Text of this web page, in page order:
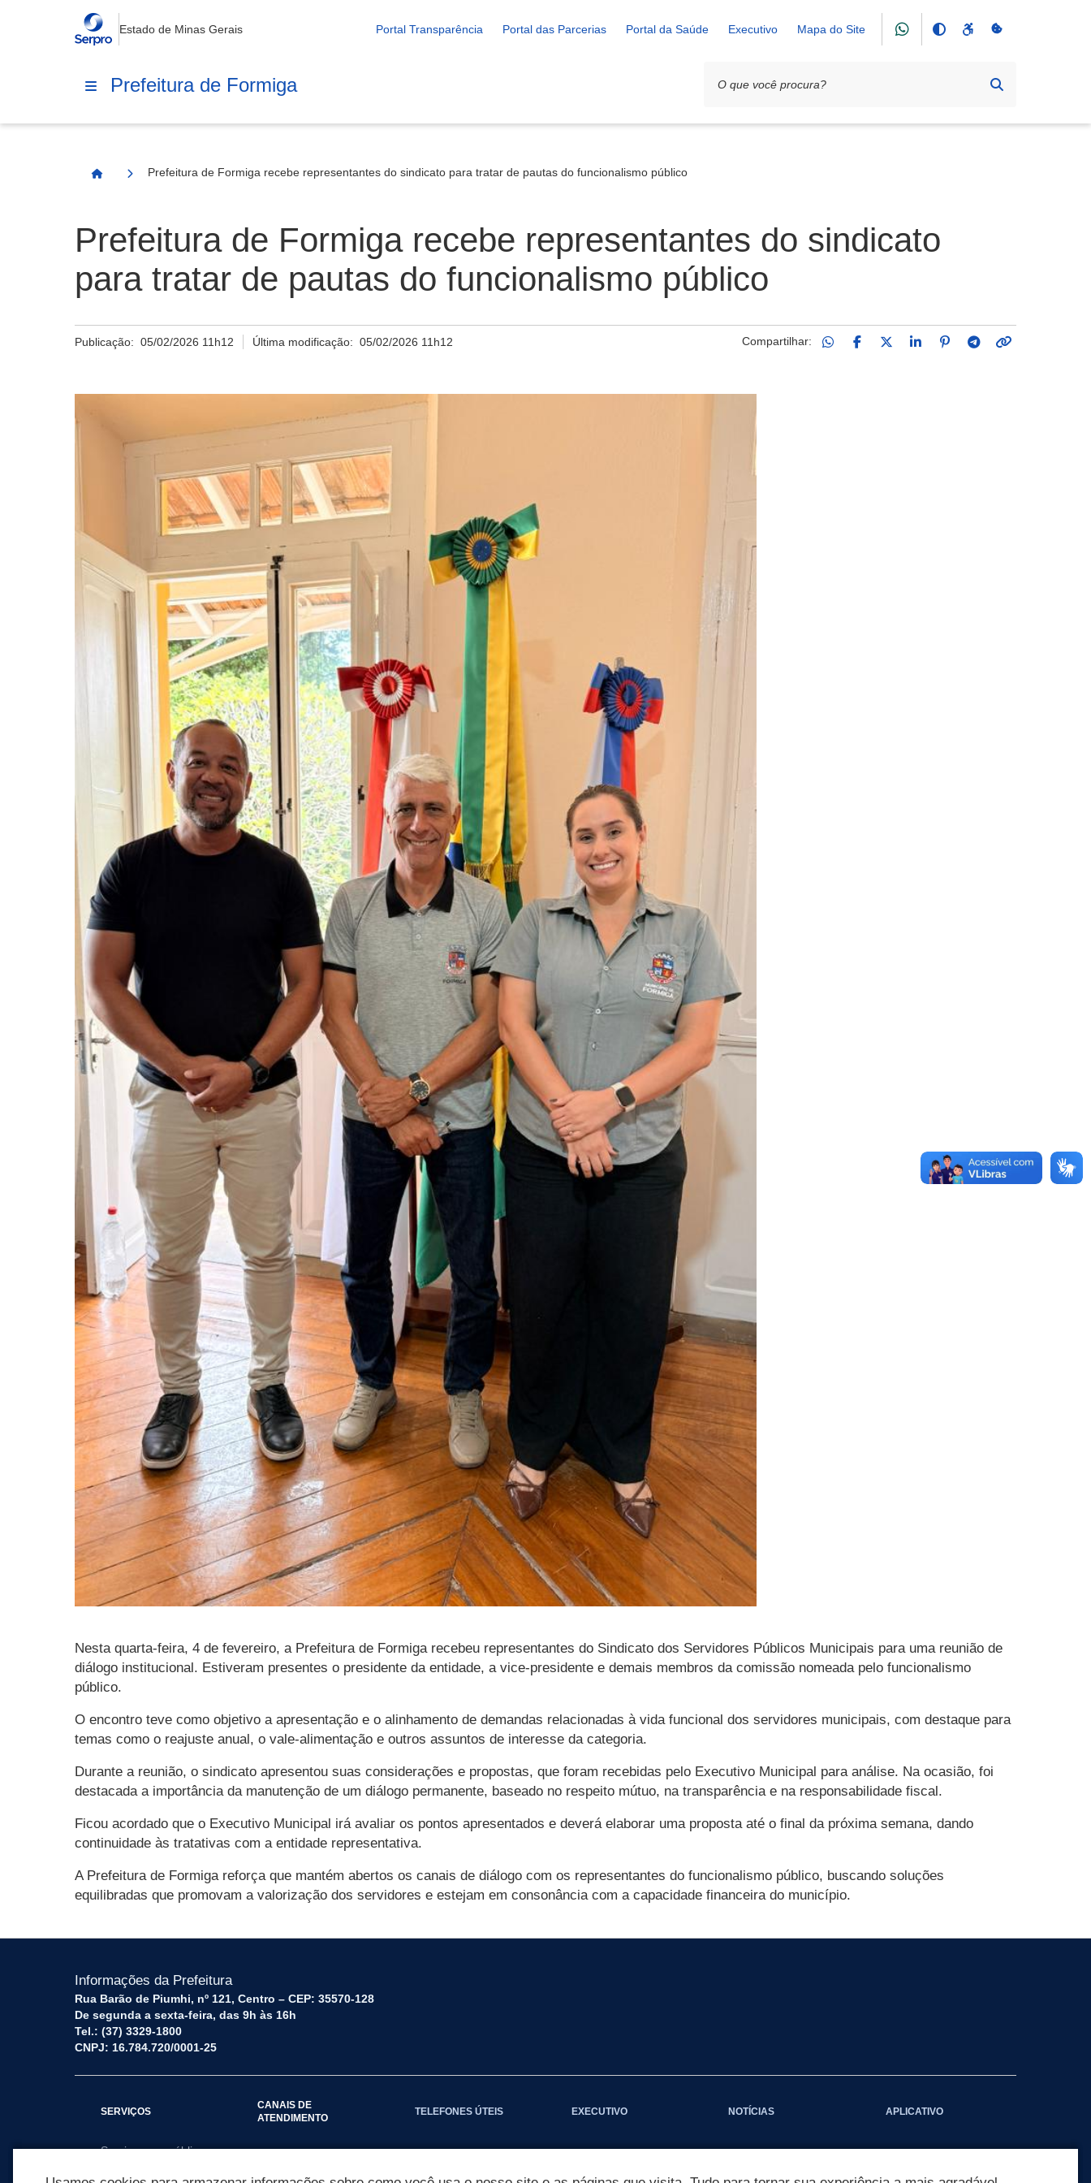
Estado de Minas Gerais Portal Transparência Portal das Parcerias Portal da Saúde Executivo Mapa do Site
Prefeitura de Formiga
Página Inicial
Prefeitura de Formiga recebe representantes do sindicato para tratar de pautas do funcionalismo público
Prefeitura de Formiga recebe representantes do sindicato
para tratar de pautas do funcionalismo público
Publicação: 05/02/2026 11h12 Última modificação:05/02/2026 11h12 Compartilhar:
Nesta quarta-feira, 4 de fevereiro, a Prefeitura de Formiga recebeu representantes do Sindicato dos Servidores Públicos Municipais para uma reunião de
diálogo institucional. Estiveram presentes o presidente da entidade, a vice-presidente e demais membros da comissão nomeada pelo funcionalismo
público.
O encontro teve como objetivo a apresentação e o alinhamento de demandas relacionadas à vida funcional dos servidores municipais, com destaque para
temas como o reajuste anual, o vale-alimentação e outros assuntos de interesse da categoria.
Durante a reunião, o sindicato apresentou suas considerações e propostas, que foram recebidas pelo Executivo Municipal para análise. Na ocasião, foi
destacada a importância da manutenção de um diálogo permanente, baseado no respeito mútuo, na transparência e na responsabilidade fiscal.
Ficou acordado que o Executivo Municipal irá avaliar os pontos apresentados e deverá elaborar uma proposta até o final da próxima semana, dando
continuidade às tratativas com a entidade representativa.
A Prefeitura de Formiga reforça que mantém abertos os canais de diálogo com os representantes do funcionalismo público, buscando soluções
equilibradas que promovam a valorização dos servidores e estejam em consonância com a capacidade financeira do município.
Informações da Prefeitura
Rua Barão de Piumhi, nº 121, Centro – CEP: 35570-128
De segunda a sexta-feira, das 9h às 16h
Tel.: (37) 3329-1800
CNPJ: 16.784.720/0001-25
SERVIÇOS
Serviços por público
CANAIS DE
ATENDIMENTO
TELEFONES ÚTEIS EXECUTIVO NOTÍCIAS APLICATIVO